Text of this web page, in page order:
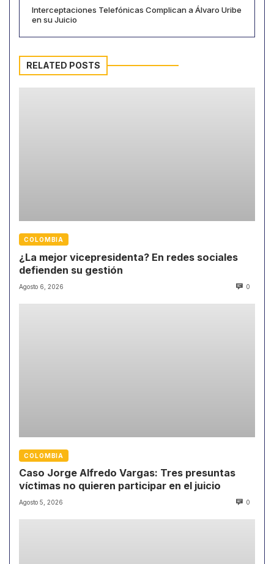
Interceptaciones Telefónicas Complican a Álvaro Uribe
en su Juicio
RELATED POSTS
COLOMBIA
¿La mejor vicepresidenta? En redes sociales
defienden su gestión
Agosto 6, 2026 0
COLOMBIA
Caso Jorge Alfredo Vargas: Tres presuntas
víctimas no quieren participar en el juicio
Agosto 5, 2026 0